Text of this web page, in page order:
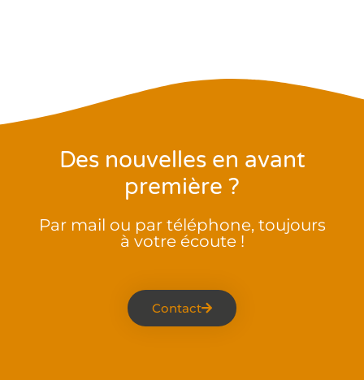
Des nouvelles en avant
première ?
Par mail ou par téléphone, toujours
à votre écoute !
Contact